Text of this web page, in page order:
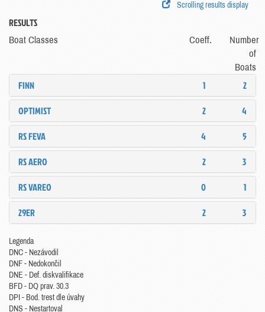
Scrolling results display
RESULTS
Boat Classes Coeff.
Number
of
Boats
FINN 1
2
OPTIMIST
2
4
RS FEVA
4
5
RS AERO
2
3
RS VAREO
0
1
29ER
2 3
Legenda
DNC - Nezávodil
DNF - Nedokončil
DNE - Def. diskvalifikace
BFD - DQ prav. 30.3
DPI - Bod. trest dle úvahy
DNS - Nestartoval